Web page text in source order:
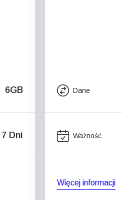
6GB
7 Dni
Dane
Ważność
Więcej informacji